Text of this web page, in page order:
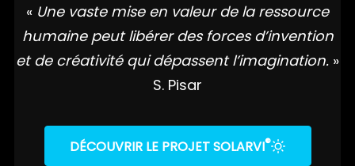
« Une vaste mise en valeur de la ressource
humaine peut libérer des forces d’invention
et de créativité qui dépassent l’imagination. »
S. Pisar
DÉCOUVRIR LE PROJET SOLARVI®